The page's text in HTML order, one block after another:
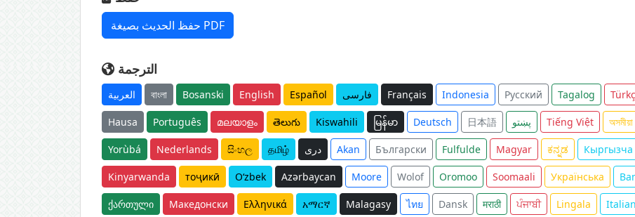
حفظ الحديث بصيغة PDF
الترجمة
العربية বাংলা Bosanski English Español فارسی Français Indonesia Русский Tagalog
Hausa Português മലയാളം తెలుగు Kiswahili မြန်မာ Deutsch 日本語 پښتو Tiếng Việt অসমীয়া
Yorùbá Nederlands සිංහල தமிழ் دری Akan Български Fulfulde Magyar ಕನ್ನಡ Кыргызча
Kinyarwanda тоҷикӣ O‘zbek Azərbaycan Moore Wolof Oromoo Soomaali Українська
ქართული Македонски Ελληνικά አማርኛ Malagasy ไทย Dansk मराठी ਪੰਜਾਬੀ Lingala